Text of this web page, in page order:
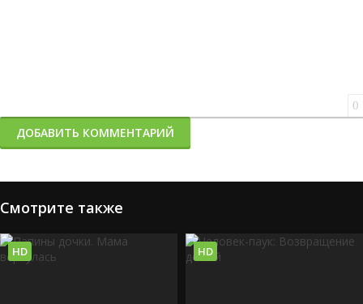
0
ДОБАВИТЬ КОММЕНТАРИЙ
Смотрите также
HD HD